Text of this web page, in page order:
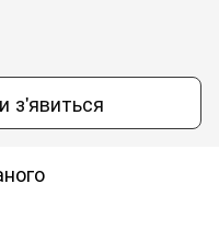
з'явиться